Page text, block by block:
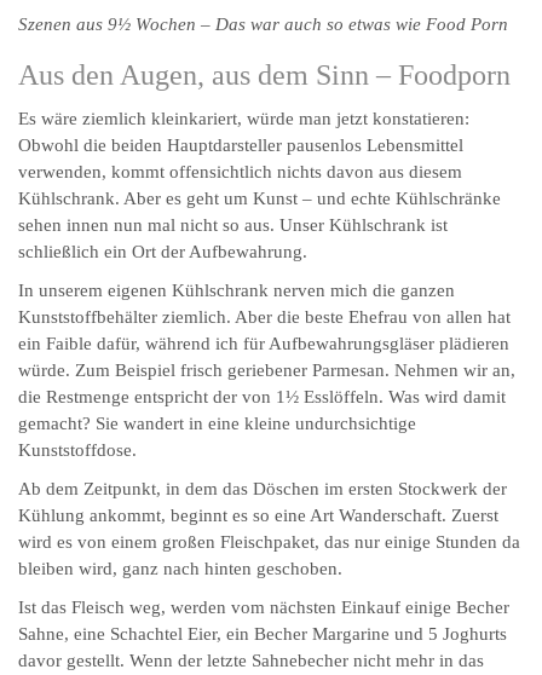
Szenen aus 9½ Wochen – Das war auch so etwas wie Food Porn
Aus den Augen, aus dem Sinn – Foodporn
Es wäre ziemlich kleinkariert, würde man jetzt konstatieren:
Obwohl die beiden Hauptdarsteller pausenlos Lebensmittel
verwenden, kommt offensichtlich nichts davon aus diesem
Kühlschrank. Aber es geht um Kunst – und echte Kühlschränke
sehen innen nun mal nicht so aus. Unser Kühlschrank ist
schließlich ein Ort der Aufbewahrung.
In unserem eigenen Kühlschrank nerven mich die ganzen
Kunststoffbehälter ziemlich. Aber die beste Ehefrau von allen hat
ein Faible dafür, während ich für Aufbewahrungsgläser plädieren
würde. Zum Beispiel frisch geriebener Parmesan. Nehmen wir an,
die Restmenge entspricht der von 1½ Esslöffeln. Was wird damit
gemacht? Sie wandert in eine kleine undurchsichtige
Kunststoffdose.
Ab dem Zeitpunkt, in dem das Döschen im ersten Stockwerk der
Kühlung ankommt, beginnt es so eine Art Wanderschaft. Zuerst
wird es von einem großen Fleischpaket, das nur einige Stunden da
bleiben wird, ganz nach hinten geschoben.
Ist das Fleisch weg, werden vom nächsten Einkauf einige Becher
Sahne, eine Schachtel Eier, ein Becher Margarine und 5 Joghurts
davor gestellt. Wenn der letzte Sahnebecher nicht mehr in das